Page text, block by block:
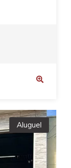
Aluguel